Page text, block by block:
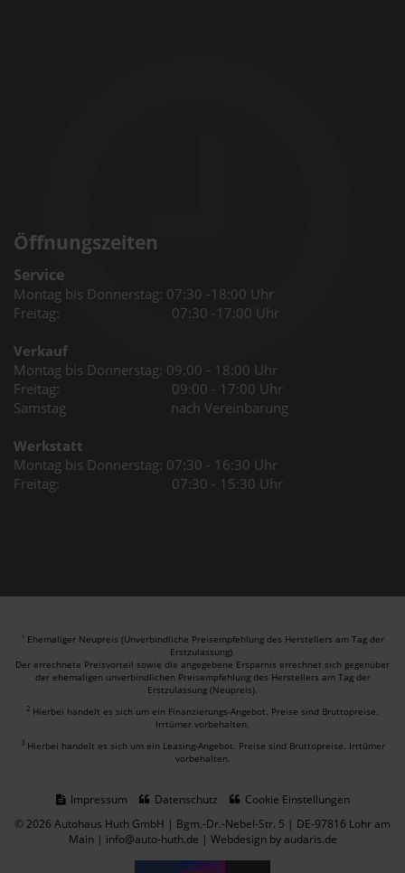
Öffnungszeiten
Service
Montag bis Donnerstag: 07:30 -18:00 Uhr
Freitag: 07:30 -17:00 Uhr
Verkauf
Montag bis Donnerstag: 09:00 - 18:00 Uhr
Freitag: 09:00 - 17:00 Uhr
Samstag nach Vereinbarung
Werkstatt
Montag bis Donnerstag: 07:30 - 16:30 Uhr
Freitag: 07:30 - 15:30 Uhr
1 Ehemaliger Neupreis (Unverbindliche Preisempfehlung des Herstellers am Tag der
Erstzulassung).
Der errechnete Preisvorteil sowie die angegebene Ersparnis errechnet sich gegenüber
der ehemaligen unverbindlichen Preisempfehlung des Herstellers am Tag der
Erstzulassung (Neupreis).
2 Hierbei handelt es sich um ein Finanzierungs-Angebot. Preise sind Bruttopreise.
Irrtümer vorbehalten.
3 Hierbei handelt es sich um ein Leasing-Angebot. Preise sind Bruttopreise. Irrtümer
vorbehalten.
Impressum Datenschutz
Cookie Einstellungen
© 2026 Autohaus Huth GmbH | Bgm.-Dr.-Nebel-Str. 5 | DE-97816 Lohr am
Main | info@auto-huth.de | Webdesign by audaris.de